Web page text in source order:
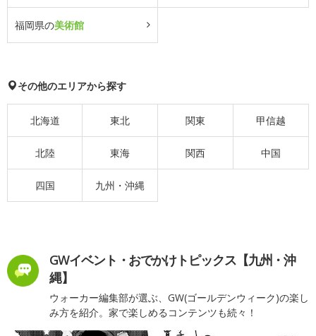
福岡県の美術館
その他のエリアから探す
北海道 東北 関東 甲信越
北陸 東海 関西 中国
四国 九州・沖縄
GWイベント・おでかけトピックス【九州・沖
縄】
ウォーカー編集部が選ぶ、GW(ゴールデンウィーク)の楽し
み方を紹介。家で楽しめるコンテンツも続々！